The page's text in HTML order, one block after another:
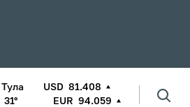
Тула
31°
USD 81.408
EUR 94.059